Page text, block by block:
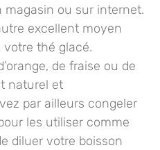
ou sur internet.
excellent moyen
votre thé glacé.
de fraise ou de
naturel et
par ailleurs congeler
les utiliser comme
diluer votre boisson